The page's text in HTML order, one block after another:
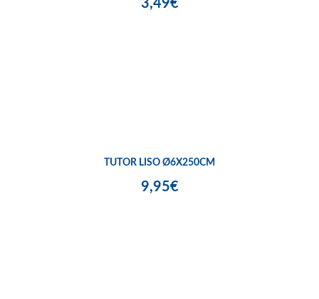
3,49€
TUTOR LISO Ø6X250CM
9,95€